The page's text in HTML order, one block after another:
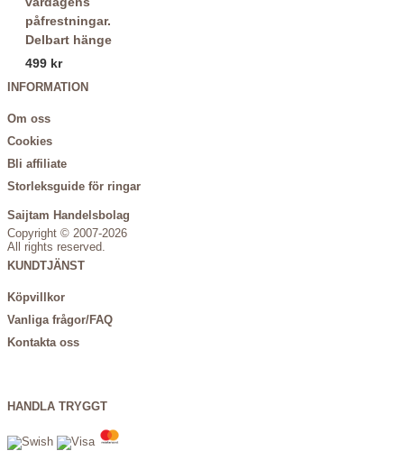
Delbart hänge
499 kr
INFORMATION
Om oss
Cookies
Bli affiliate
Storleksguide för ringar
Saijtam Handelsbolag
Copyright © 2007-2026
All rights reserved.
KUNDTJÄNST
Köpvillkor
Vanliga frågor/FAQ
Kontakta oss
HANDLA TRYGGT